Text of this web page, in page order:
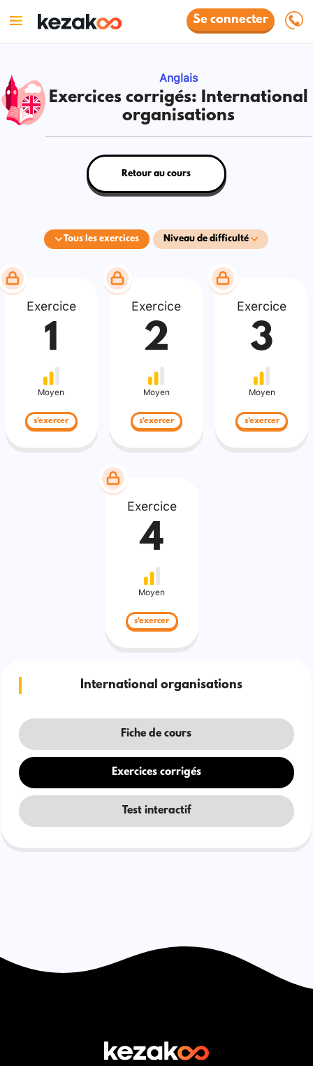
Se connecter
Anglais
Exercices corrigés: International
organisations
Tous les exercices Niveau de difficulté
Retour au cours
Exercice
1
Moyen
s'exercer
Exercice
2
Moyen
s'exercer
Exercice
3
Moyen
s'exercer
Exercice
4
Moyen
s'exercer
International organisations
Fiche de cours
Exercices corrigés
Test interactif